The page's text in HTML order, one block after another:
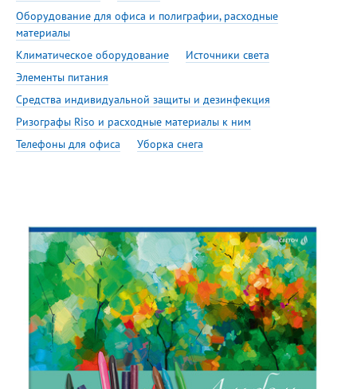
Оборудование для офиса и полиграфии, расходные
материалы
Климатическое оборудование
Источники света
Элементы питания
Средства индивидуальной защиты и дезинфекция
Ризографы Riso и расходные материалы к ним
Телефоны для офиса
Уборка снега